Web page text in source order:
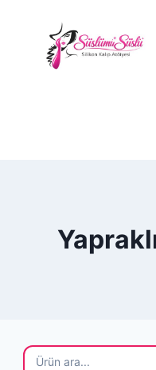
contentGüvenli Alışveriş •